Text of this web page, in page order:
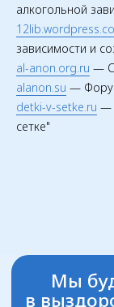
алкогольной
зависимости и
al-anon.org.ru —
alanon.su —
detki-v-setke.ru —
сетке"